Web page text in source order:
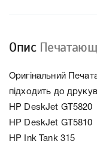
Опис
Оригінальний
підходить до
HP DeskJet GT5820
HP DeskJet GT5810
HP Ink Tank 315